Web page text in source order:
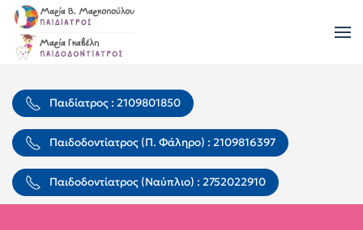
Skip to main content
Παιδίατρος : 2109801850
Παιδοδοντίατρος (Π. Φάληρο) : 2109816397
Παιδοδοντίατρος (Ναύπλιο) : 2752022910